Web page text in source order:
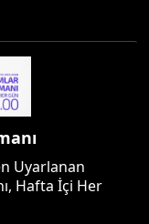
Uyarlanan
Hafta İçi Her